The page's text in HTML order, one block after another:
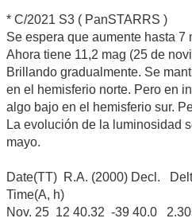
* C/2021 S3 ( PanSTARRS )
Se espera que aumente hasta 7
Ahora tiene 11,2 mag (25 de
Brillando gradualmente. Se
en el hemisferio norte. Pero en
algo bajo en el hemisferio sur.
La evolución de la luminosidad
mayo.
Date(TT) R.A. (2000) Decl.
Time(A, h)
Nov. 25 12 40.32 -39 40.0